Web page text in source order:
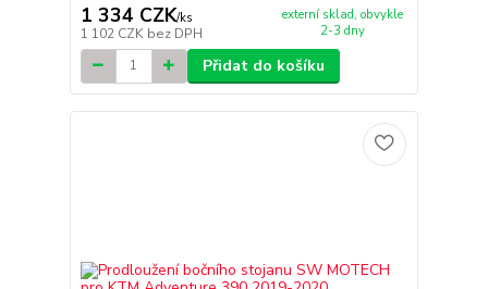
1 334 CZK/ks
1 102 CZK bez DPH
externí sklad, obvykle
2-3 dny
Přidat do košíku